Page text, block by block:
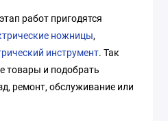
работ пригодятся
ножницы,
инструмент. Так
товары и подобрать
ремонт, обслуживание или